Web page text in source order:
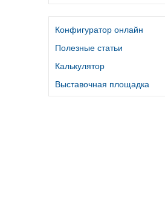
Конфигуратор онлайн
Полезные статьи
Калькулятор
Выставочная площадка